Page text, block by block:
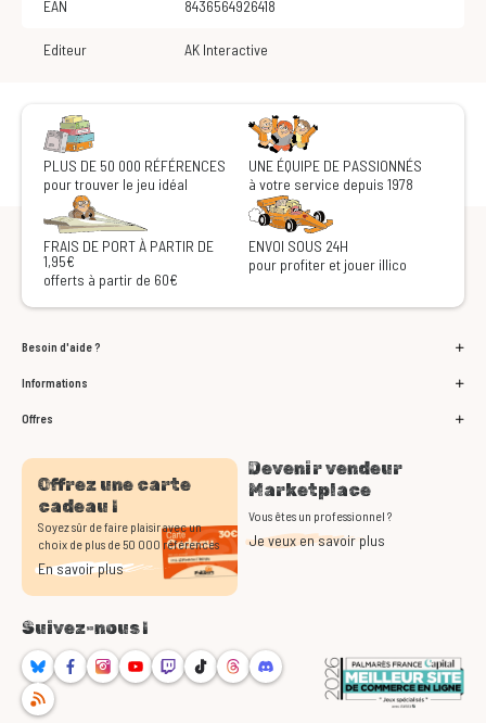
EAN 8436564926418
Editeur AK Interactive
PLUS DE 50 000 RÉFÉRENCES
pour trouver le jeu idéal
UNE ÉQUIPE DE PASSIONNÉS
à votre service depuis 1978
FRAIS DE PORT À PARTIR DE
1,95€
offerts à partir de 60€
ENVOI SOUS 24H
pour profiter et jouer illico
Besoin d'aide ?
Informations
Offres
Offrez une carte
cadeau !
Soyez sûr de faire plaisir avec un
choix de plus de 50 000 références
En savoir plus
Devenir vendeur
Marketplace
Vous êtes un professionnel ?
Je veux en savoir plus
Suivez-nous !
BlueskyFacebookInstagram
YoutubeTwitchTikTokThreadsDiscord
RSS